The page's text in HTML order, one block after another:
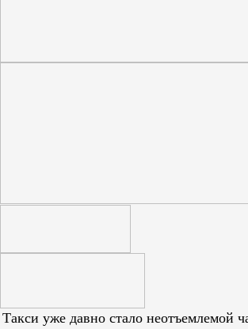
Такси уже давно стало неотъемлемой